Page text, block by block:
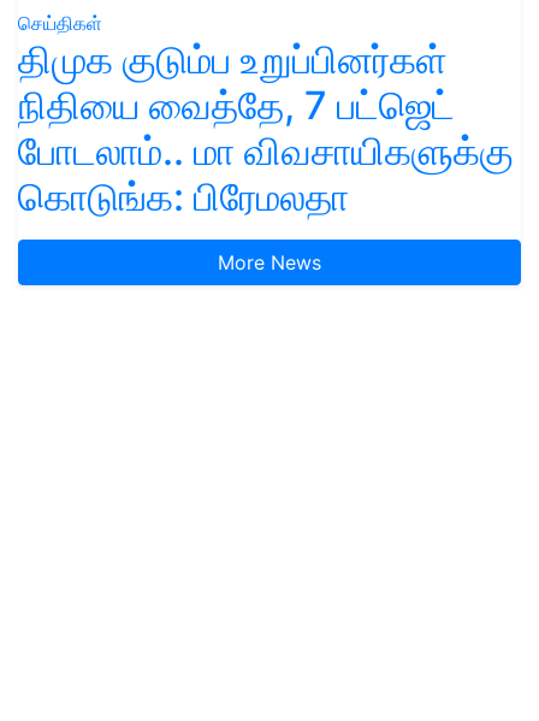
செய்திகள்
திமுக குடும்ப உறுப்பினர்கள்
நிதியை வைத்தே, 7 பட்ஜெட்
போடலாம்.. மா விவசாயிகளுக்கு
கொடுங்க: பிரேமலதா
More News